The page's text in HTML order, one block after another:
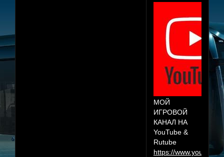
МОЙ
ИГРОВОЙ
КАНАЛ НА
YouTube &
Rutube
https://